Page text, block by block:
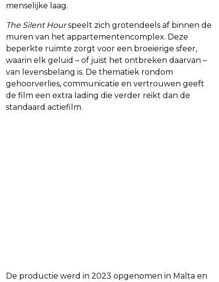
menselijke laag.
The Silent Hourspeelt zich grotendeels af binnen de
muren van het appartementencomplex. Deze
beperkte ruimte zorgt voor een broeierige sfeer,
waarin elk geluid – of juist het ontbreken daarvan –
van levensbelang is. De thematiek rondom
gehoorverlies, communicatie en vertrouwen geeft
de film een extra lading die verder reikt dan de
standaard actiefilm.
De productie werd in 2023 opgenomen in Malta en